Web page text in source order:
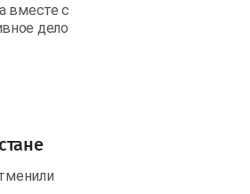
вместе с
дело